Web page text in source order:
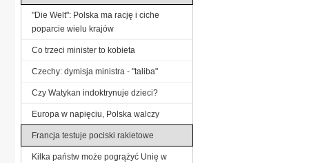
"Die Welt": Polska ma rację i ciche
poparcie wielu krajów
Co trzeci minister to kobieta
Czechy: dymisja ministra - "taliba"
Czy Watykan indoktrynuje dzieci?
Europa w napięciu, Polska walczy
Francja testuje pociski rakietowe
Kilka państw może pogrążyć Unię w